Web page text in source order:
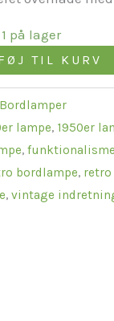
1 på lager
TIL KURV
Bordlamper
lampe, 1950er
,
bordlampe, retro
,vintage